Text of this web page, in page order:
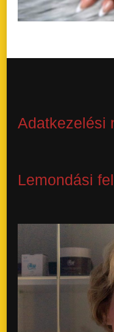
Adatkezelési
Lemondási